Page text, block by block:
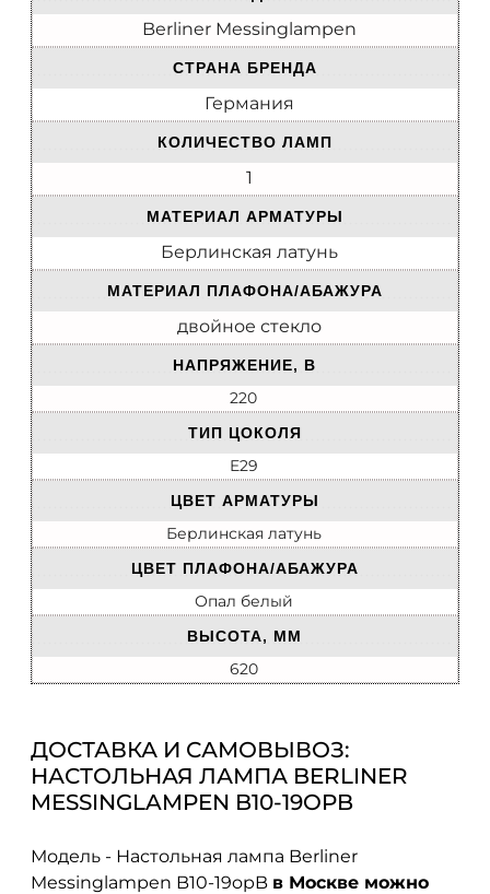
Berliner Messinglampen
СТРАНА БРЕНДА
Германия
КОЛИЧЕСТВО ЛАМП
1
МАТЕРИАЛ АРМАТУРЫ
Берлинская латунь
МАТЕРИАЛ ПЛАФОНА/АБАЖУРА
двойное стекло
НАПРЯЖЕНИЕ, В
220
ТИП ЦОКОЛЯ
E29
ЦВЕТ АРМАТУРЫ
Берлинская латунь
ЦВЕТ ПЛАФОНА/АБАЖУРА
Опал белый
ВЫСОТА, ММ
620
ДОСТАВКА И САМОВЫВОЗ:
НАСТОЛЬНАЯ ЛАМПА BERLINER
MESSINGLAMPEN B10-19OPB
Модель - Настольная лампа Berliner
Messinglampen B10-19opB в Москве можно